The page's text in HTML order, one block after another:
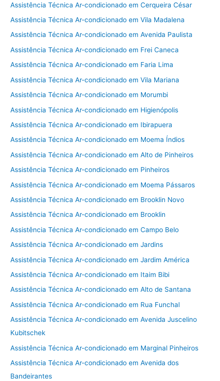
Assistência Técnica Ar-condicionado em Cerqueira César
Assistência Técnica Ar-condicionado em Vila Madalena
Assistência Técnica Ar-condicionado em Avenida Paulista
Assistência Técnica Ar-condicionado em Frei Caneca
Assistência Técnica Ar-condicionado em Faria Lima
Assistência Técnica Ar-condicionado em Vila Mariana
Assistência Técnica Ar-condicionado em Morumbi
Assistência Técnica Ar-condicionado em Higienópolis
Assistência Técnica Ar-condicionado em Ibirapuera
Assistência Técnica Ar-condicionado em Moema Índios
Assistência Técnica Ar-condicionado em Alto de Pinheiros
Assistência Técnica Ar-condicionado em Pinheiros
Assistência Técnica Ar-condicionado em Moema Pássaros
Assistência Técnica Ar-condicionado em Brooklin Novo
Assistência Técnica Ar-condicionado em Brooklin
Assistência Técnica Ar-condicionado em Campo Belo
Assistência Técnica Ar-condicionado em Jardins
Assistência Técnica Ar-condicionado em Jardim América
Assistência Técnica Ar-condicionado em Itaim Bibi
Assistência Técnica Ar-condicionado em Alto de Santana
Assistência Técnica Ar-condicionado em Rua Funchal
Assistência Técnica Ar-condicionado em Avenida Juscelino
Kubitschek
Assistência Técnica Ar-condicionado em Marginal Pinheiros
Assistência Técnica Ar-condicionado em Avenida dos
Bandeirantes